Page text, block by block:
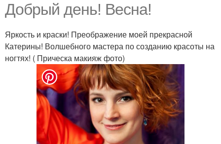
Добрый день! Весна!
Яркость и краски! Преображение моей прекрасной
Катерины! Волшебного мастера по созданию красоты на
ногтях! ( Прическа макияж фото)